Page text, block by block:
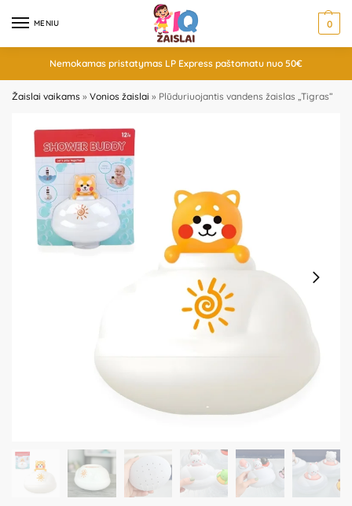
MENIU 0
Nemokamas pristatymas LP Express paštomatu nuo 50€
Žaislai vaikams » Vonios žaislai » Plūduriuojantis vandens žaislas „Tigras”